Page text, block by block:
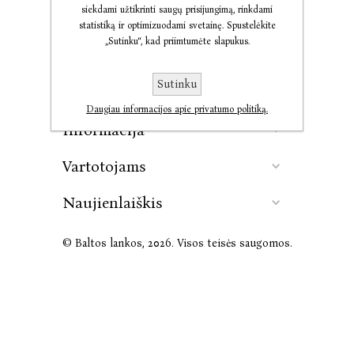
Informacija
Vartotojams
Naujienlaiškis
© Baltos lankos, 2026. Visos teisės saugomos.
siekdami užtikrinti saugų prisijungimą, rinkdami
statistiką ir optimizuodami svetainę. Spustelėkite
„Sutinku“, kad priimtumėte slapukus.
Sutinku
Daugiau informacijos apie privatumo politiką.